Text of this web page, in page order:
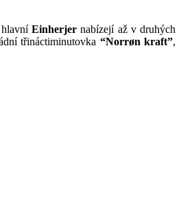
hlavníEinherjer nabízejí až v druhých
třináctiminutovka “Norrøn kraft”,